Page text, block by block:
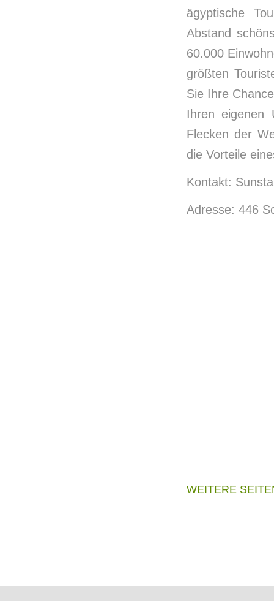
ägyptische
Abstand
60.000
größten
Sie Ihre
Ihren eigenen
Flecken der
die Vorteile
Kontakt:
Adresse: 446
WEITERE